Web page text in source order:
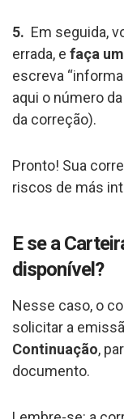
5. Em seguida,
errada, e faça
escreva
aqui o número
da correção).
Pronto! Sua
riscos de más
E se a
disponível?
Nesse caso, o
solicitar a
Continuação,
documento.